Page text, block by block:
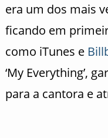
era um dos mais
ficando em
como iTunes e
‘My Everything’,
para a cantora e